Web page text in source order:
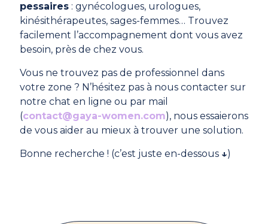
pessaires : gynécologues, urologues,
kinésithérapeutes, sages-femmes… Trouvez
facilement l’accompagnement dont vous avez
besoin, près de chez vous.
Vous ne trouvez pas de professionnel dans
votre zone ? N’hésitez pas à nous contacter sur
notre chat en ligne ou par mail
(contact@gaya-women.com), nous essaierons
de vous aider au mieux à trouver une solution.
Bonne recherche ! (c’est juste en-dessous ↓)